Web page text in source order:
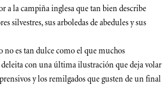
a la campiña inglesa que tan bien describe
silvestres, sus arboledas de abedules y sus
no es tan dulce como el que muchos
con una última ilustración que deja volar
y los remilgados que gusten de un final